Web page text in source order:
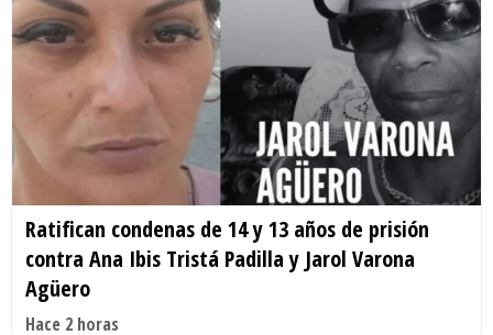
Ratifican condenas de 14 y 13 años de prisión
contra Ana Ibis Tristá Padilla y Jarol Varona
Agüero
Hace 2 horas